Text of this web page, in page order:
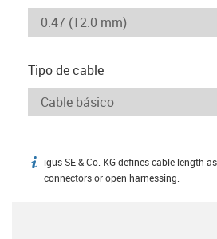
Tipo de cable
igus-icon-info
igus SE & Co. KG defines cable length
connectors or open harnessing.